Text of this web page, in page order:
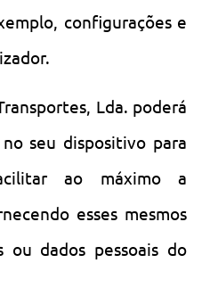
configurações e
Lda. poderá
seu dispositivo para
ao máximo a
esses mesmos
ou dados pessoais do